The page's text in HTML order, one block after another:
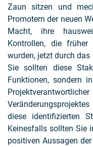
Zaun sitzen und
Promotern der neuen
Macht, ihre
Kontrollen, die
wurden, jetzt durch das
Sie sollten diese
Funktionen, sondern
diese identifizierten
Keinesfalls sollten Sie
positiven Aussagen